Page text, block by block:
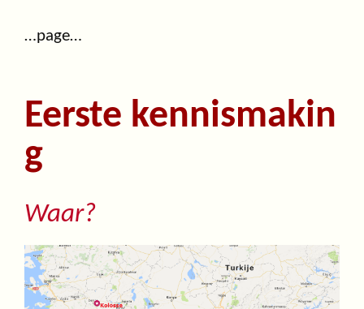
…page…
Eerste kennismakin
g
Waar?